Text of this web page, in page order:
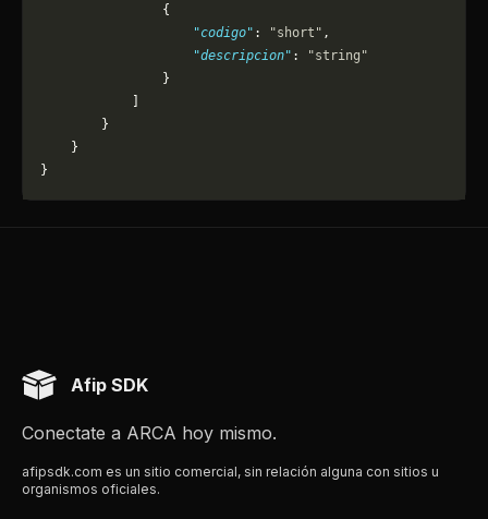
                {
                    "codigo"
: "short" ,
                    "descripcion"
:
"string"
                }
        }
    }
}
Afip SDK
Conectate a ARCA hoy mismo.
afipsdk.com es un sitio comercial, sin relación alguna con sitios u
organismos oficiales.